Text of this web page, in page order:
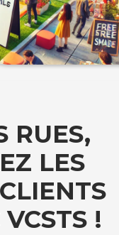
RUES,
LES
!